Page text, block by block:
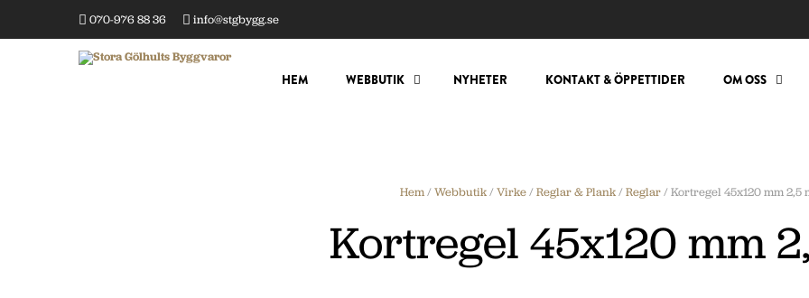
070-976 88 36 info@stgbygg.se
HEM WEBBUTIK NYHETER KONTAKT & ÖPPETTIDER OM OSS
Hem/Webbutik/Virke/Reglar & Plank/Reglar/ Kortregel 45x120 mm 2,5
Kortregel 45x120 mm